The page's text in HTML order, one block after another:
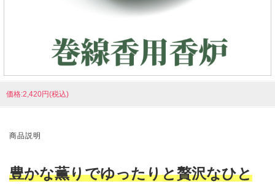
価格:2,420円(税込)
商品説明
豊かな薫りでゆったりと贅沢なひと